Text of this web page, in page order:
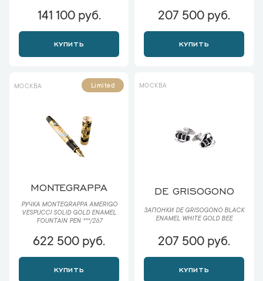
141 100 руб.
КУПИТЬ
207 500 руб.
КУПИТЬ
МОСКВА Limited
MONTEGRAPPA
РУЧКА MONTEGRAPPA AMERIGO
VESPUCCI SOLID GOLD ENAMEL
FOUNTAIN PEN ***/267
622 500 руб.
КУПИТЬ
МОСКВА
DE GRISOGONO
ЗАПОНКИ DE GRISOGONO BLACK
ENAMEL WHITE GOLD BEE
207 500 руб.
КУПИТЬ